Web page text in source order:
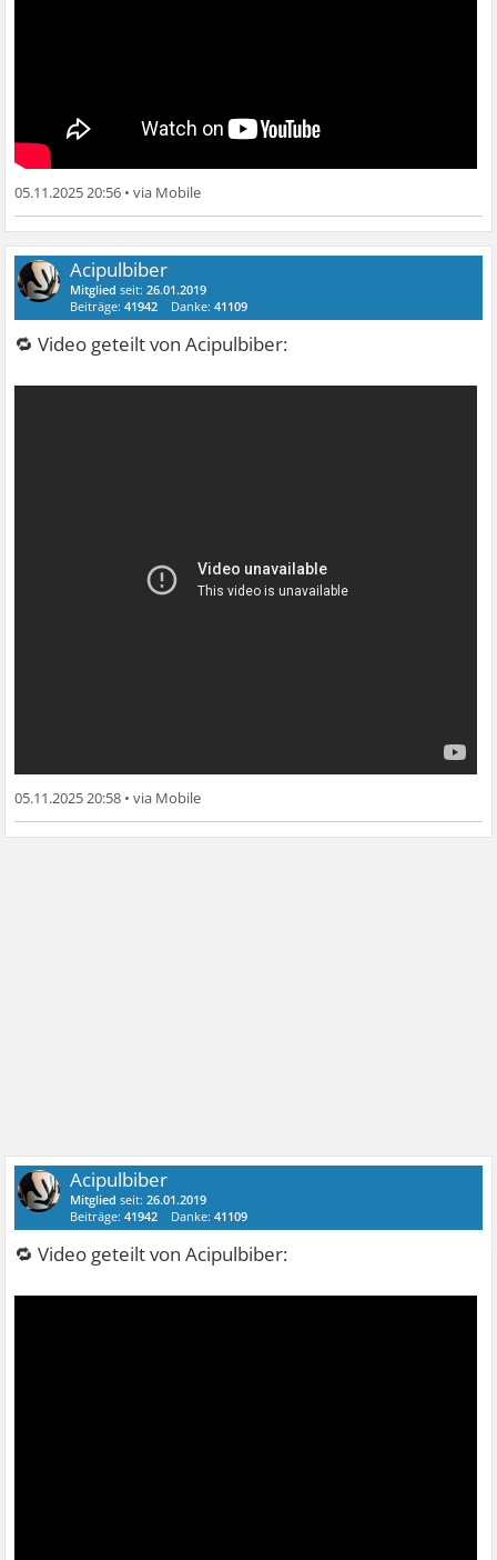
05.11.2025 20:56 •
Acipulbiber
Mitglied seit:26.01.2019
Beiträge:41942 Danke:41109
🔁 Video geteilt von Acipulbiber:
05.11.2025 20:58 •
Acipulbiber
Mitglied seit:26.01.2019
Beiträge:41942 Danke:41109
🔁 Video geteilt von Acipulbiber: